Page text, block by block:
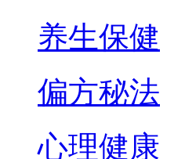
养生保健
偏方秘法
心理健康